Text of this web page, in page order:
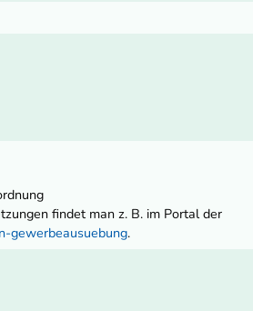
findet man z. B. im Portal der
gewerbeausuebung.